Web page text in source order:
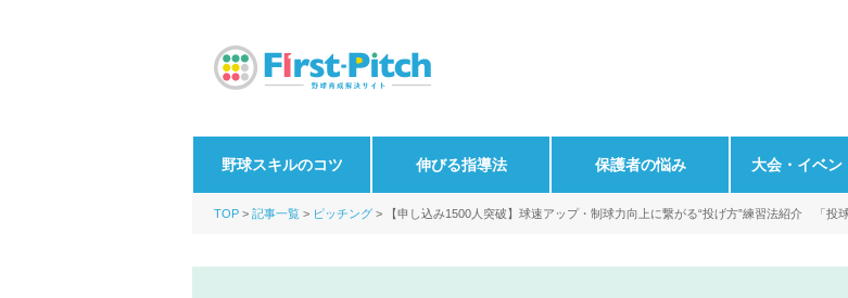
野球スキルのコツ 伸びる指導法 保護者の悩み 大会・イベン
TOP 記事一覧 ピッチング 【申し込み1500人突破】球速アップ・制球力向上に繋がる“投げ方”練習法紹介 「投